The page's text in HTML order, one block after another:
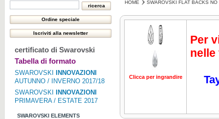
certificato di Swarovski
Tabella di formato
SWAROVSKI
INNOVAZIONI
AUTUNNO / INVERNO 2017/18
SWAROVSKI
INNOVAZIONI
PRIMAVERA / ESTATE 2017
SWAROVSKI ELEMENTS
HOME SWAROVSKI FLAT BACKS NO
Clicca per ingrandire Clicca per
Per
nelle